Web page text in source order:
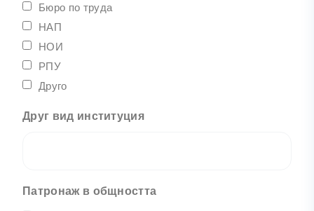
Бюро по труда
НАП
НОИ
РПУ
Друго
Друг вид институция
Патронаж в общността